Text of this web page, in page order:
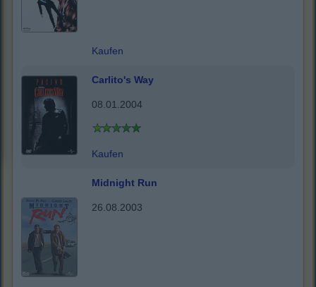
Kaufen
Carlito's Way
08.01.2004
Kaufen
Midnight Run
26.08.2003